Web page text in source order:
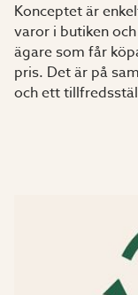
Konceptet är
varor i butiken
ägare som får
pris. Det är på
och ett